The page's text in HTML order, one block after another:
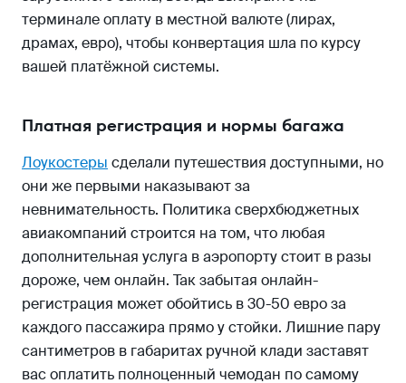
терминале оплату в местной валюте (лирах,
драмах, евро), чтобы конвертация шла по курсу
вашей платёжной системы.
Платная регистрация и нормы багажа
Лоукостеры сделали путешествия доступными, но
они же первыми наказывают за
невнимательность. Политика сверхбюджетных
авиакомпаний строится на том, что любая
дополнительная услуга в аэропорту стоит в разы
дороже, чем онлайн. Так забытая онлайн-
регистрация может обойтись в 30-50 евро за
каждого пассажира прямо у стойки. Лишние пару
сантиметров в габаритах ручной клади заставят
вас оплатить полноценный чемодан по самому